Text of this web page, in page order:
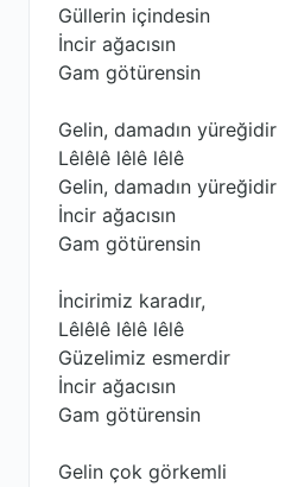
Güllerin içindesin
İncir ağacısın
Gam götürensin
Gelin, damadın yüreğidir
Lêlêlê lêlê lêlê
Gelin, damadın yüreğidir
İncir ağacısın
Gam götürensin
İncirimiz karadır,
Lêlêlê lêlê lêlê
Güzelimiz esmerdir
İncir ağacısın
Gam götürensin
Gelin çok görkemli